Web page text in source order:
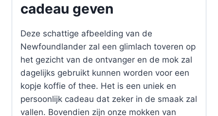
cadeau geven
Deze schattige afbeelding van de
Newfoundlander zal een glimlach toveren op
het gezicht van de ontvanger en de mok zal
dagelijks gebruikt kunnen worden voor een
kopje koffie of thee. Het is een uniek en
persoonlijk cadeau dat zeker in de smaak zal
vallen. Bovendien zijn onze mokken van